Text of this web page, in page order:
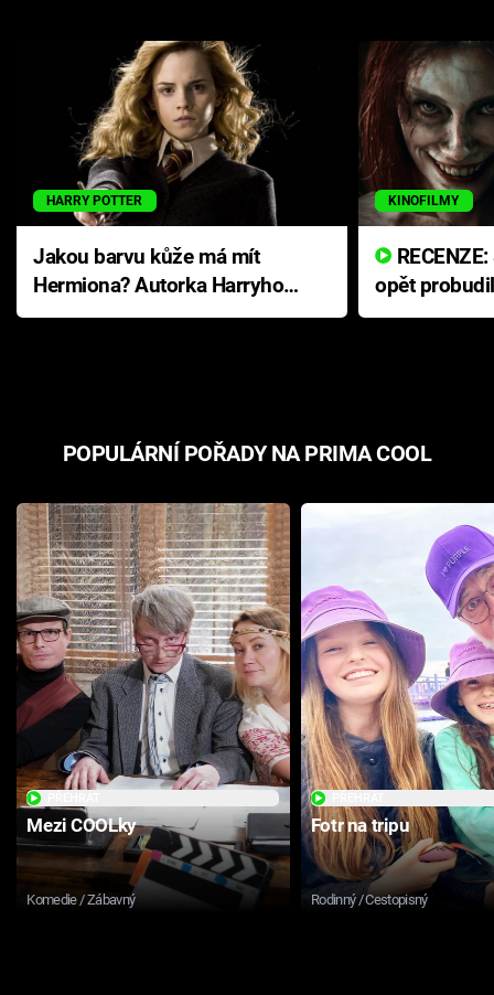
HARRY POTTER
Jakou barvu kůže má mít
Hermiona? Autorka Harryho
Pottera přišla s ráznou
KINOFILMY
opět
přichází s
POPULÁRNÍ POŘADY NA PRIMA COOL
Mezi COOLky
Komedie / Zábavný
Fotr na tripu
Rodinný / Cestopisný